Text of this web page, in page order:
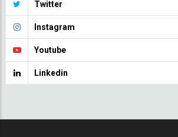
Twitter
Instagram
Youtube
Linkedin